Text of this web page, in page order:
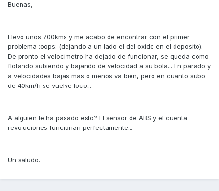
Buenas,
Llevo unos 700kms y me acabo de encontrar con el primer
problema :oops: (dejando a un lado el del oxido en el deposito).
De pronto el velocimetro ha dejado de funcionar, se queda como
flotando subiendo y bajando de velocidad a su bola... En parado y
a velocidades bajas mas o menos va bien, pero en cuanto subo
de 40km/h se vuelve loco...
A alguien le ha pasado esto? El sensor de ABS y el cuenta
revoluciones funcionan perfectamente...
Un saludo.